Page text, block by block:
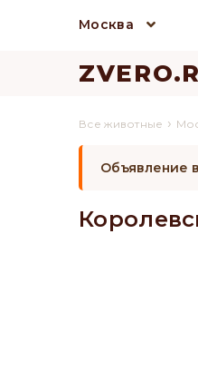
Москва
Все животные ›
Объявление